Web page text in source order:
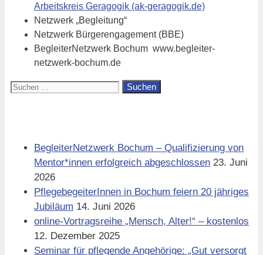
Arbeitskreis Geragogik (ak-geragogik.de)
Netzwerk „Begleitung“
Netzwerk Bürgerengagement (BBE)
BegleiterNetzwerk Bochum www.begleiter-
netzwerk-bochum.de
Suchen
BegleiterNetzwerk Bochum – Qualifizierung von
Mentor*innen erfolgreich abgeschlossen 23. Juni
2026
PflegebegeiterInnen in Bochum feiern 20 jähriges
Jubiläum 14. Juni 2026
online-Vortragsreihe „Mensch, Alter!“ – kostenlos
12. Dezember 2025
Seminar für pflegende Angehörige: „Gut versorgt